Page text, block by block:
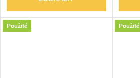
Použité Použité